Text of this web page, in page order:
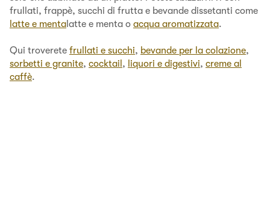
frullati, frappè, succhi di frutta e bevande dissetanti come
latte e menta latte e menta o acqua aromatizzata.
Qui troverete frullati e succhi, bevande per la colazione,
sorbetti e granite, cocktail , liquori e digestivi, creme al
caffè.